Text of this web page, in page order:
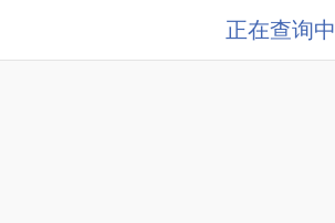
正在查询中